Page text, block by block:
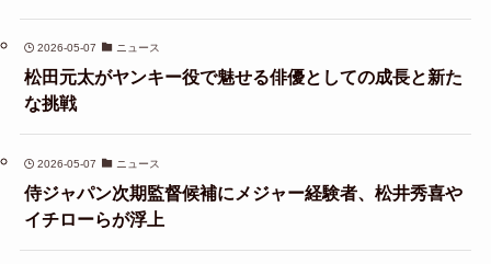
2026-05-07 ニュース
松田元太がヤンキー役で魅せる俳優としての成長と新た
な挑戦
2026-05-07 ニュース
侍ジャパン次期監督候補にメジャー経験者、松井秀喜や
イチローらが浮上